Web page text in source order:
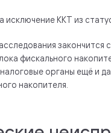
исключение ККТ из
закончится
фискального
органы ещё и
накопителя.